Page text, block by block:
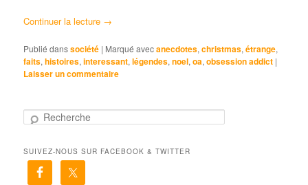
Continuer la lecture →
Publié danssociété | Marqué avecanecdotes,christmas,étrange,
faits,histoires,interessant,légendes,noel,oa,obsession addict |
Laisser un commentaire
h
SUIVEZ-NOUS SUR FACEBOOK & TWITTER